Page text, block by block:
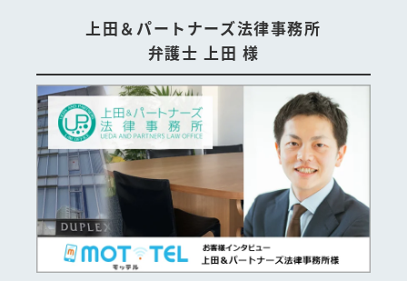
上田＆パートナーズ法律事務所
弁護士 上田 様